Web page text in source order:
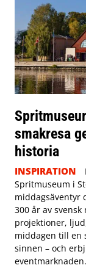
smakresa
historia
INSPIRATION
Spritmuseum i
middagsäventyr
300 år av
projektioner,
middagen till en
sinnen – och
eventmarknaden.